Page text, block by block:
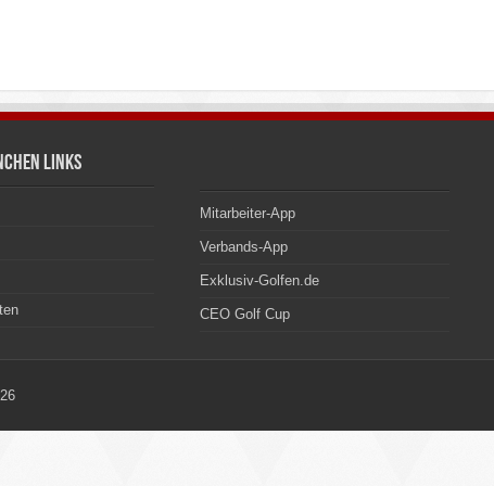
Links
Mitarbeiter-App
Verbands-App
Exklusiv-Golfen.de
CEO Golf Cup